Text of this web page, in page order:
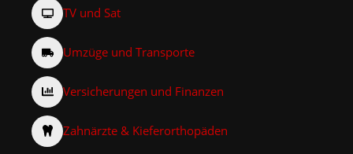
TV und Sat
Umzüge und Transporte
Versicherungen und Finanzen
Zahnärzte & Kieferorthopäden